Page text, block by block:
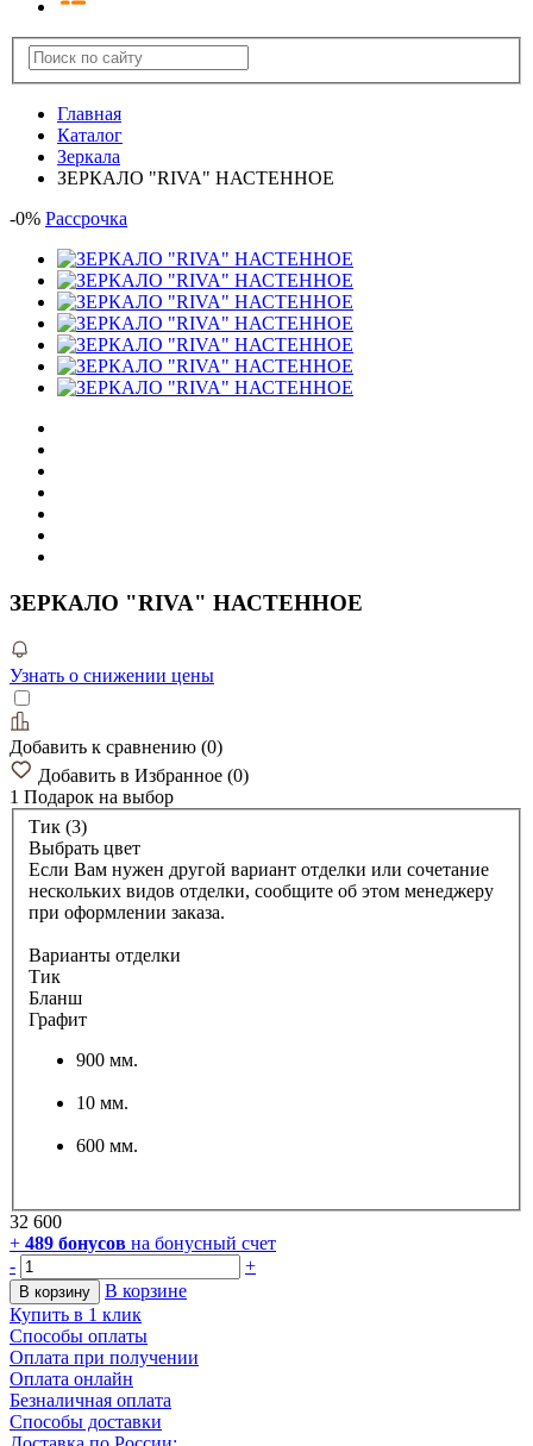
Главная
Каталог
Зеркала
ЗЕРКАЛО "RIVA" НАСТЕННОЕ
-0% Рассрочка
ЗЕРКАЛО "RIVA" НАСТЕННОЕ
Узнать о снижении цены
Добавить к сравнению (0)
Добавить в Избранное (0)
1 Подарок на выбор
Тик (3)
Выбрать цвет
Если Вам нужен другой вариант отделки или сочетание
нескольких видов отделки, сообщите об этом менеджеру
при оформлении заказа.
Варианты отделки
Тик
Бланш
Графит
900 мм.
10 мм.
600 мм.
32 600
+ 489 бонусов на бонусный счет
-
+
В корзину
В корзине
Купить в 1 клик
Способы оплаты
Оплата при получении
Оплата онлайн
Безналичная оплата
Способы доставки